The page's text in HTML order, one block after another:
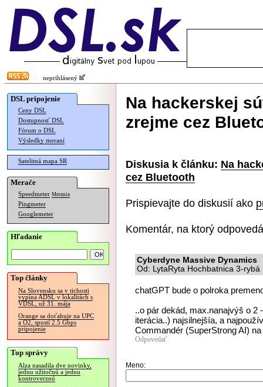
neprihlásený
DSL pripojenie
Ceny DSL
Dostupnosť DSL
Fórum o DSL
Výsledky meraní
Satelitná mapa SR
Merače
Speedmeter Merania
Pingmeter
Googlemeter
Hľadanie
Top články
Na Slovensku sa v tichosti
vypína ADSL v lokalitách s
VDSL, už 31. mája
Orange sa doťahuje na UPC
a O2, spustí 2.5 Gbps
pripojenie
Top správy
Alza nasadila dve novinky,
jednu užitočnú a jednu
kontroverznú
Na hackerskej
zrejme cez
Diskusia k článku: Na
cez Bluetooth
Prispievajte do diskusií ako
Komentár, na ktorý
Cyberdyne Massive Dynamics
Od: LytaRyta Hochbatnica 3-
chatGPT bude o polroka
..o pár dekád, max.nanajvýš o 2
iterácia..) najsilnejšía, a
Commandér (SuperStrong AI)
Odpovedať
Meno: